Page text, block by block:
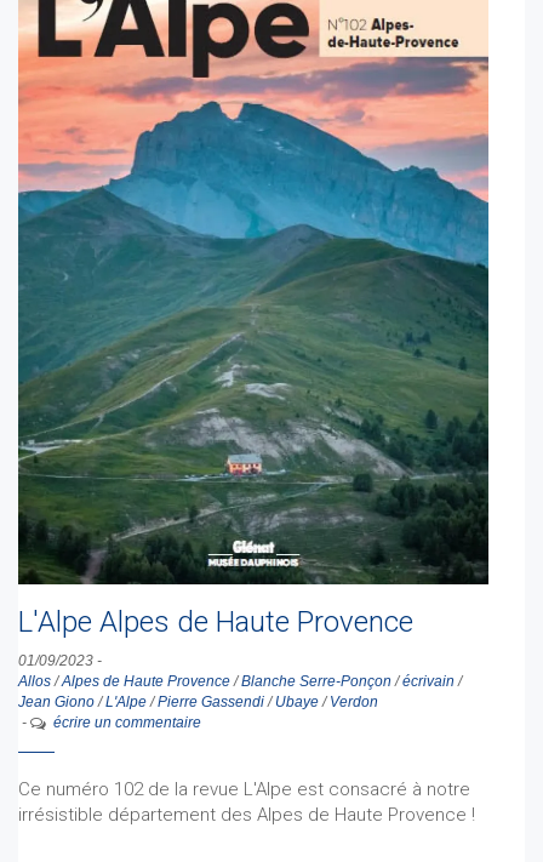
L'Alpe Alpes de Haute Provence
01/09/2023 -
Allos/Alpes de Haute Provence/Blanche Serre-Ponçon /écrivain /
Jean Giono/L'Alpe/Pierre Gassendi/ Ubaye/ Verdon
-
écrire un commentaire
Ce numéro 102 de la revue L'Alpe est consacré à notre
irrésistible département des Alpes de Haute Provence !